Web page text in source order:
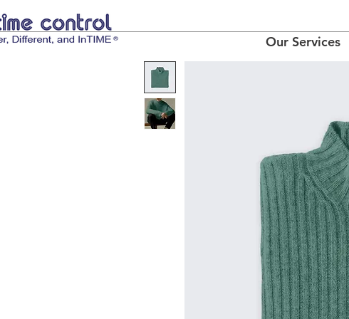
Our Services